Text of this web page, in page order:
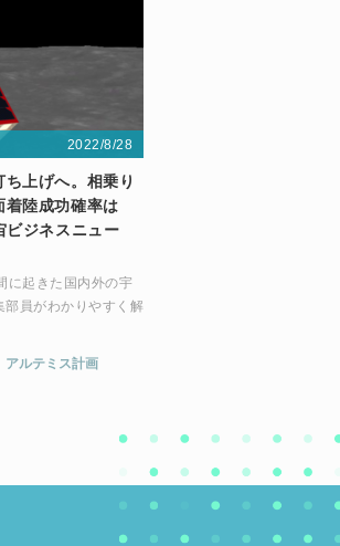
2022/8/28
上げへ。相乗り
着陸成功確率は
ビジネスニュー
に起きた国内外の宇
部員がわかりやすく解
アルテミス計画